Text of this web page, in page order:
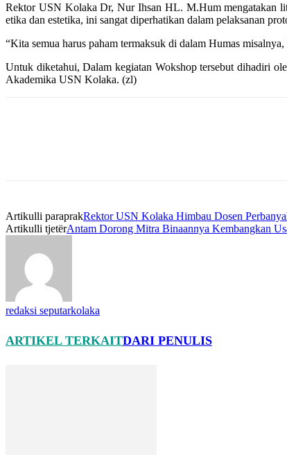
Rektor USN Kolaka Dr, Nur Ihsan HL. M.Hum mengatakan
etika dan estetika, ini sangat diperhatikan dalam pelaksanan
“Kita semua harus paham termaksuk di dalam Humas
Untuk diketahui, Dalam kegiatan Wokshop tersebut dihadiri
Akademika USN Kolaka. (zl)
Artikulli paraprakRektor USN Kolaka Himbau Dosen
Artikulli tjetërAntam Dorong Mitra Binaannya Kembangkan
redaksi seputarkolaka
ARTIKEL TERKAITDARI PENULIS